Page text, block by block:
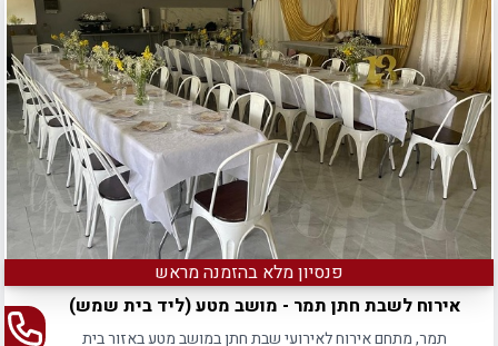
פנסיון מלא בהזמנה מראש
אירוח לשבת חתן תמר - מושב מטע (ליד בית שמש)
תמר, מתחם אירוח לאירועי שבת חתן במושב מטע באזור בית